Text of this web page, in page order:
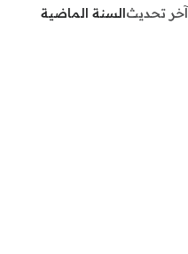
آخر تحديثالسنة الماضية